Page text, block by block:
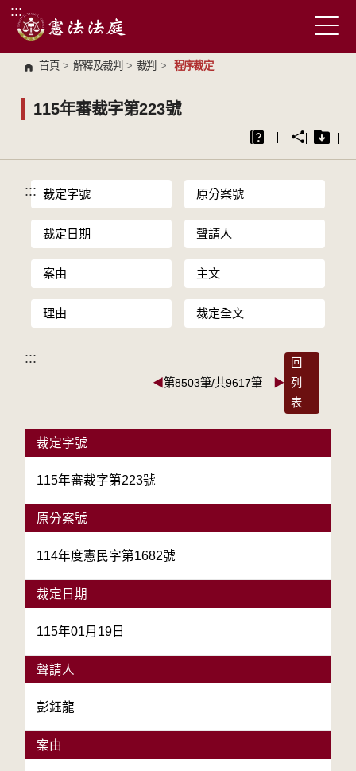
跳到主要內容區塊
:::
首頁 > 解釋及裁判 > 裁判 > 程序裁定
115年審裁字第223號
::: 裁定字號 原分案號
裁定日期 聲請人
案由 主文
理由 裁定全文
:::
◀第8503筆/共9617筆 ▶
回
列
表
裁定字號
115年審裁字第223號
原分案號
114年度憲民字第1682號
裁定日期
115年01月19日
聲請人
彭鈺龍
案由